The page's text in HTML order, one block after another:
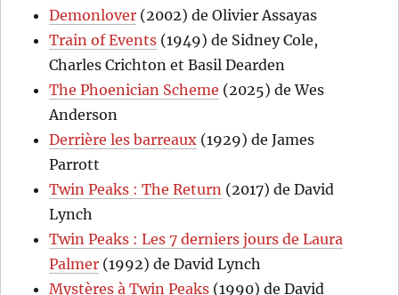
Demonlover (2002) de Olivier Assayas
Train of Events (1949) de Sidney Cole,
Charles Crichton et Basil Dearden
The Phoenician Scheme (2025) de Wes
Anderson
Derrière les barreaux (1929) de James
Parrott
Twin Peaks : The Return (2017) de David
Lynch
Twin Peaks : Les 7 derniers jours de Laura
Palmer (1992) de David Lynch
Mystères à Twin Peaks (1990) de David